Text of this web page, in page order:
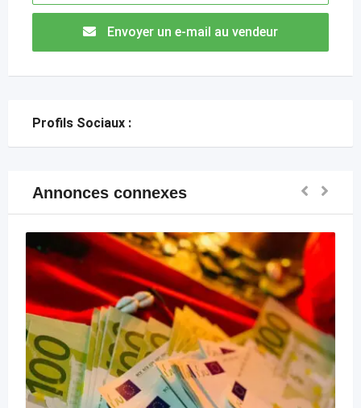
Envoyer un e-mail au vendeur
Profils Sociaux :
Annonces connexes